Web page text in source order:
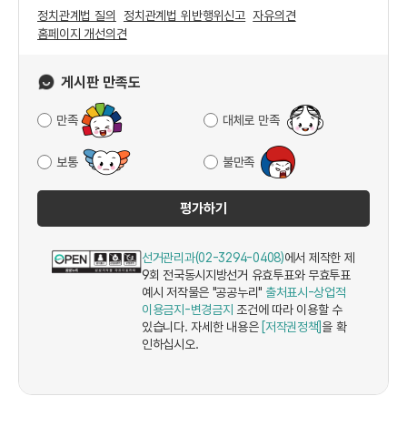
정치관계법 질의 정치관계법 위반행위신고 자유의견
홈페이지 개선의견
게시판 만족도
만족 대체로 만족
보통 불만족
평가하기
선거관리과(02-3294-0408)에서 제작한 제
9회 전국동시지방선거 유효투표와 무효투표
예시 저작물은 "공공누리" 출처표시-상업적
이용금지-변경금지 조건에 따라 이용할 수
있습니다. 자세한 내용은 [저작권정책] 을 확
인하십시오.